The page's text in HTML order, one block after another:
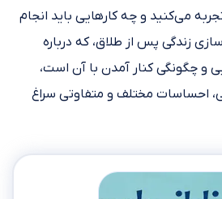
می‌کنید و چه کارهایی باید انجام
زندگی پس از طلاق، که درباره
و چگونگی کنار آمدن با آن است،
احساسات مختلف و متفاوتی سراغ